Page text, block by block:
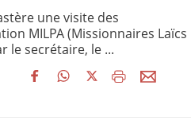
une visite des
MILPA (Missionnaires Laïcs
le secrétaire, le ...